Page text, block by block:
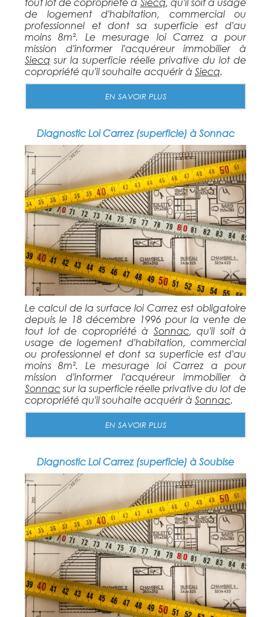
de logement d'habitation, commercial ou
professionnel et dont sa superficie est d'au
moins 8m². Le mesurage loi Carrez a pour
mission d'informer l'acquéreur immobilier à
Siecq sur la superficie réelle privative du lot de
copropriété qu'il souhaite acquérir à Siecq.
EN SAVOIR PLUS
Diagnostic Loi Carrez (superficie) à Sonnac
Le calcul de la surface loi Carrez est obligatoire
depuis le 18 décembre 1996 pour la vente de
tout lot de copropriété à Sonnac, qu'il soit à
usage de logement d'habitation, commercial
ou professionnel et dont sa superficie est d'au
moins 8m². Le mesurage loi Carrez a pour
mission d'informer l'acquéreur immobilier à
Sonnac sur la superficie réelle privative du lot de
copropriété qu'il souhaite acquérir à Sonnac.
EN SAVOIR PLUS
Diagnostic Loi Carrez (superficie) à Soubise